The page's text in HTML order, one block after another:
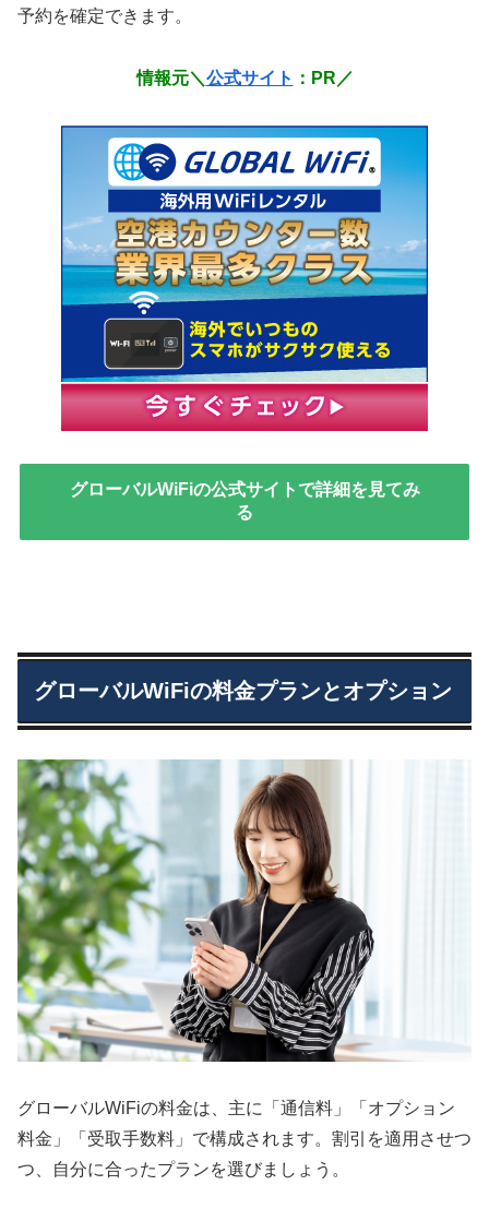
予約を確定できます。
情報元＼ 公式サイト ：PR／
グローバルWiFiの公式サイトで詳細を見てみ
る
グローバルWiFiの料金プランとオプション
グローバルWiFiの料金は、主に「通信料」「オプション
料金」「受取手数料」で構成されます。割引を適用させつ
つ、自分に合ったプランを選びましょう。